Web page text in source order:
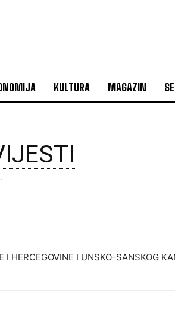
KULTURA MAGAZIN
I HERCEGOVINE I UNSKO-SANSKOG